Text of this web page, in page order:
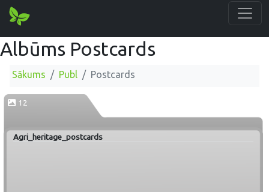
Albūms Postcards
Sākums Publ Postcards
12
Agri_heritage_postcards